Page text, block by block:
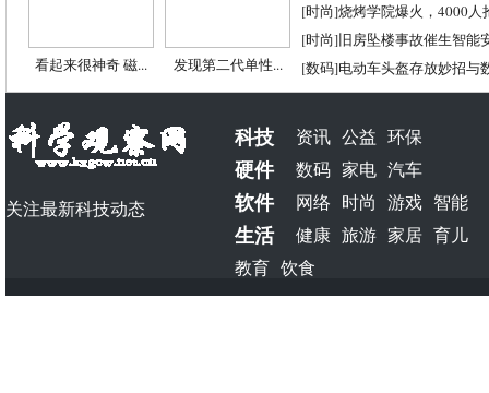
看起来很神奇 磁... 发现第二代单性...
[时尚]烧烤学院爆火，4000人
[时尚]旧房坠楼事故催生智能
[数码]电动车头盔存放妙招与
关注最新科技动态
科技 资讯 公益 环保
硬件 数码 家电 汽车
软件 网络 时尚 游戏 智能
生活 健康 旅游 家居 育儿
教育 饮食